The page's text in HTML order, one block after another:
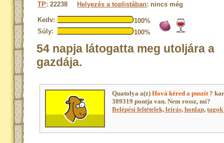
TP: 22238 Helyezés a toplistában: nincs még
Kedv:
100%
Súly:
100%
54 napja látogatta meg utoljára a
gazdája.
Quatolya a(z)Hová kéred a puszit ?
389319 pontja van. Nem rossz, mi?
Belépési feltételek, leírás, honlap,